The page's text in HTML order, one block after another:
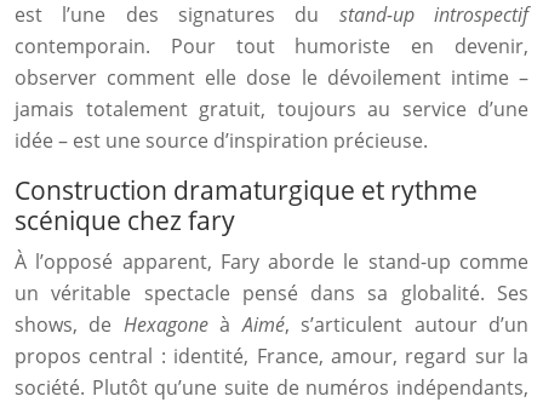
est l’une des signatures du stand-up introspectif
contemporain. Pour tout humoriste en devenir,
observer comment elle dose le dévoilement intime –
jamais totalement gratuit, toujours au service d’une
idée – est une source d’inspiration précieuse.
Construction dramaturgique et rythme
scénique chez fary
À l’opposé apparent, Fary aborde le stand-up comme
un véritable spectacle pensé dans sa globalité. Ses
shows, de HexagoneàAimé, s’articulent autour d’un
propos central : identité, France, amour, regard sur la
société. Plutôt qu’une suite de numéros indépendants,